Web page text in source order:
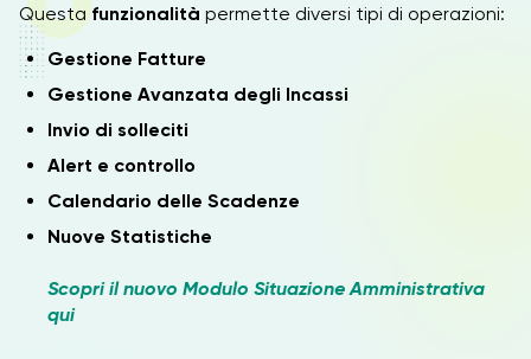
Questafunzionalità permette diversi tipi di operazioni:
Gestione Fatture
Gestione Avanzata degli Incassi
Invio di solleciti
Alert e controllo
Calendario delle Scadenze
Nuove Statistiche
Scopri il nuovo Modulo Situazione Amministrativa
qui